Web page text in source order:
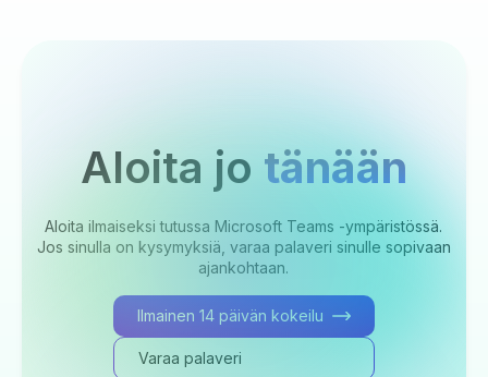
Aloita jo tänään
Aloita ilmaiseksi tutussa Microsoft Teams -ympäristössä.
Jos sinulla on kysymyksiä, varaa palaveri sinulle sopivaan
ajankohtaan.
Ilmainen 14 päivän kokeilu
Varaa palaveri